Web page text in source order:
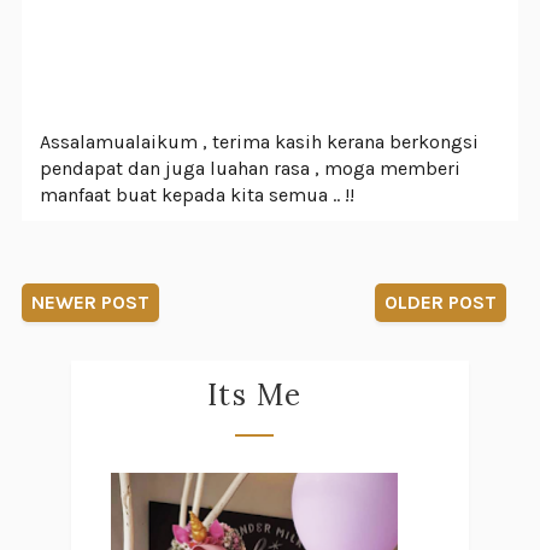
Assalamualaikum , terima kasih kerana berkongsi
pendapat dan juga luahan rasa , moga memberi
manfaat buat kepada kita semua .. !!
NEWER POST OLDER POST
Its Me